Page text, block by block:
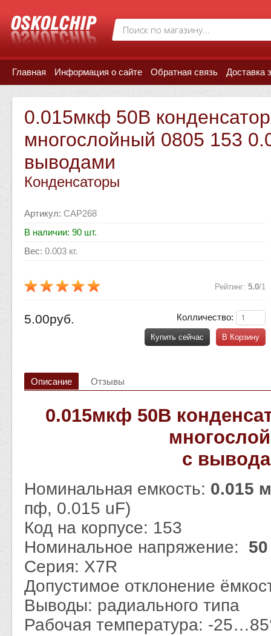
Главная Информация о сайте Обратная связь Доставка
0.015мкф 50В
многослойный 0805 153
выводами
Конденсаторы
Артикул: CAP268
В наличии: 90 шт.
Вес: 0.003 кг.
Рейтинг: 5.0/1
Колличество:
В Корзину
Купить сейчас
5.00руб.
Описание Отзывы
0.015мкф 50В
с
Номинальная емкость: 0.015
пф, 0.015 uF)
Код на корпусе: 153
Номинальное напряжение:
Серия: X7R
Допустимое отклонение
Выводы: радиального типа
Рабочая температура: -